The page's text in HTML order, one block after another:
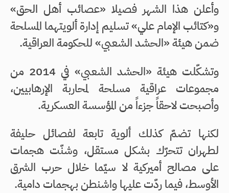
وأعلن هذا الشهر فصيلا «عصائب أهل الحق»
و«كتائب الإمام علي» تسليم إدارة ألويتهما المسلحة
ضمن هيئة «الحشد الشعبي» للحكومة العراقية.
وتشكّلت هيئة «الحشد الشعبي» في 2014 من
مجموعات عراقية مسلحة لمحاربة الإرهابيين،
وأصبحت لاحقاً جزءاً من المؤسسة العسكرية.
لكنها تضمّ كذلك ألوية تابعة لفصائل حليفة
لطهران تتحرّك بشكل مستقل، وشنّت هجمات
على مصالح أميركية لا سيّما خلال حرب الشرق
الأوسط، فيما ردّت عليها واشنطن بهجمات دامية.